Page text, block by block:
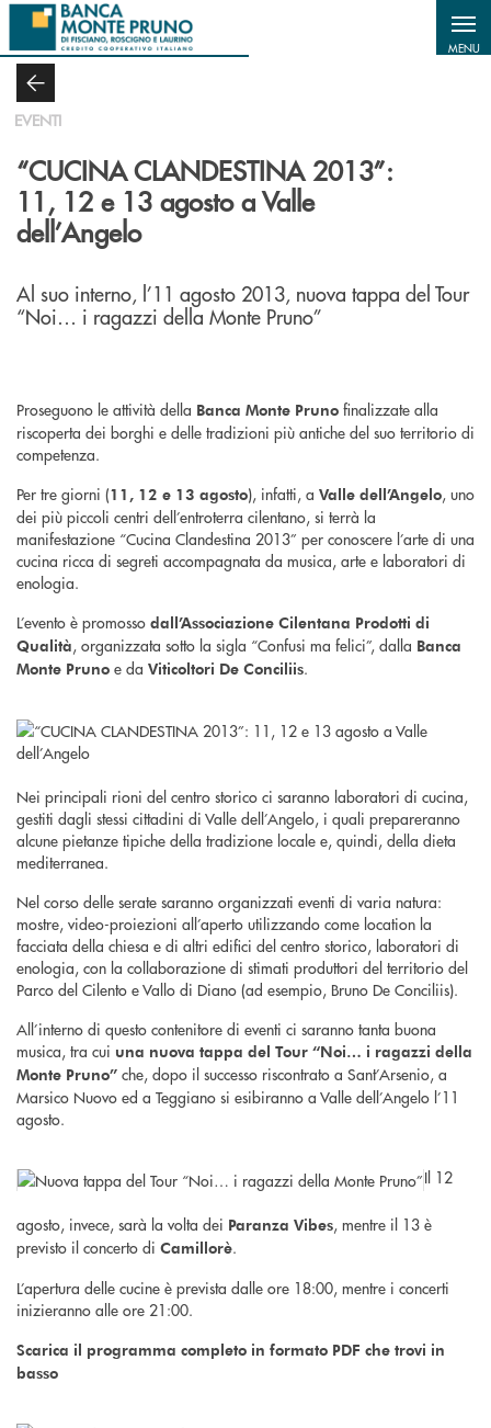
Salta al contenuto principale
MENU
EVENTI
“CUCINA CLANDESTINA 2013”:
11, 12 e 13 agosto a Valle
dell’Angelo
Al suo interno, l’11 agosto 2013, nuova tappa del Tour
“Noi… i ragazzi della Monte Pruno”
Proseguono le attività della Banca Monte Pruno finalizzate alla
riscoperta dei borghi e delle tradizioni più antiche del suo territorio di
competenza.
Per tre giorni (11, 12 e 13 agosto), infatti, a Valle dell’Angelo, uno
dei più piccoli centri dell’entroterra cilentano, si terrà la
manifestazione “Cucina Clandestina 2013” per conoscere l’arte di una
cucina ricca di segreti accompagnata da musica, arte e laboratori di
enologia.
L’evento è promosso dall’Associazione Cilentana Prodotti di
Qualità, organizzata sotto la sigla “Confusi ma felici”, dalla Banca
Monte Pruno e da Viticoltori De Conciliis.
Nei principali rioni del centro storico ci saranno laboratori di cucina,
gestiti dagli stessi cittadini di Valle dell’Angelo, i quali prepareranno
alcune pietanze tipiche della tradizione locale e, quindi, della dieta
mediterranea.
Nel corso delle serate saranno organizzati eventi di varia natura:
mostre, video-proiezioni all’aperto utilizzando come location la
facciata della chiesa e di altri edifici del centro storico, laboratori di
enologia, con la collaborazione di stimati produttori del territorio del
Parco del Cilento e Vallo di Diano (ad esempio, Bruno De Conciliis).
All’interno di questo contenitore di eventi ci saranno tanta buona
musica, tra cui una nuova tappa del Tour “Noi… i ragazzi della
Monte Pruno” che, dopo il successo riscontrato a Sant’Arsenio, a
Marsico Nuovo ed a Teggiano si esibiranno a Valle dell’Angelo l’11
agosto.
Il 12
agosto, invece, sarà la volta dei Paranza Vibes, mentre il 13 è
previsto il concerto di Camillorè.
L’apertura delle cucine è prevista dalle ore 18:00, mentre i concerti
inizieranno alle ore 21:00.
Scarica il programma completo in formato PDF che trovi in
basso